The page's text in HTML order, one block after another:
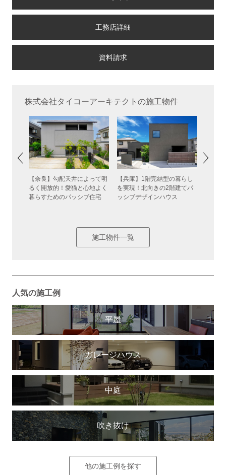
工務店詳細
株式会社タイコーアーキテクトの施工物件
【奈良】勾配天井によって明
るく開放的！愛猫と心地よく
暮らすためのパッシブ住宅
【兵庫】1階完結型の暮らし
を実現！北向きの2階建てパ
ッシブデザインハウス
施工物件一覧
人気の施工例
平屋
ガレージハウス
中庭
吹き抜け
他の施工例を探す